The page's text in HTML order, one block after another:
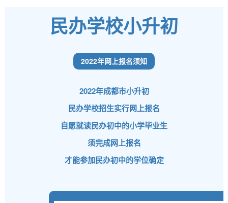
民办学校小升初
2022年网上报名须知
2022年成都市小升初
民办学校招生实行网上报名
自愿就读民办初中的小学毕业生
须完成网上报名
才能参加民办初中的学位确定